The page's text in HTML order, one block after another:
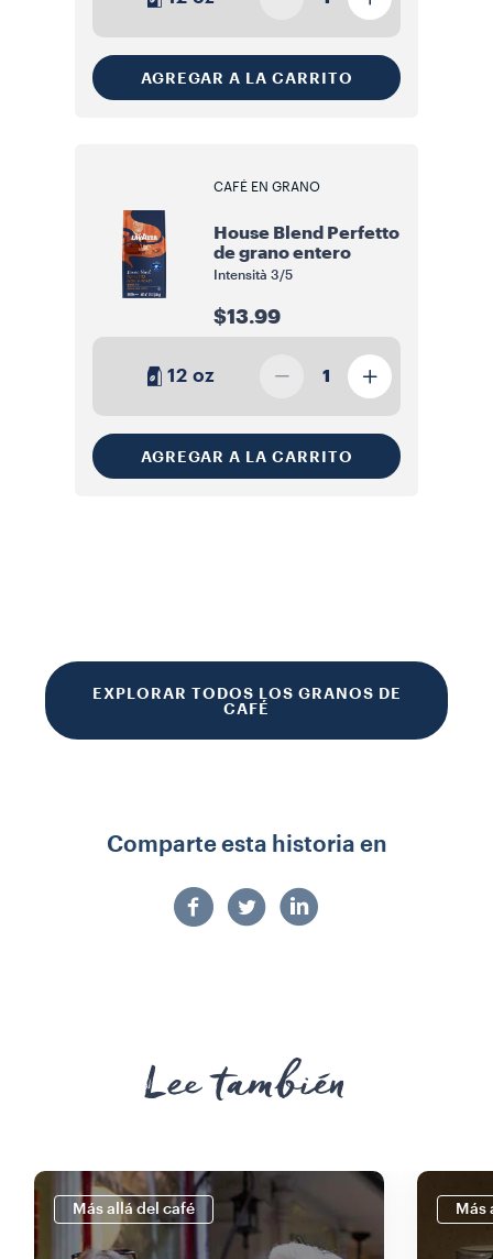
AGREGAR A LA CARRITO
CAFÉ EN GRANO
House Blend Perfetto
de grano entero
Intensità 3/5
$13.99
12 oz 1
AGREGAR A LA CARRITO
EXPLORAR TODOS LOS GRANOS DE
CAFÉ
Comparte esta historia en
Lee también
Más allá del café Más